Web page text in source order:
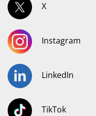
X
Instagram
LinkedIn
TikTok